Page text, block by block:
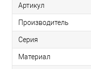
Артикул
Производитель
Серия
Материал